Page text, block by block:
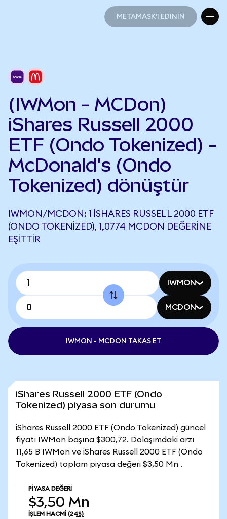
METAMASK'I EDİNİN
(IWMon - MCDon)
iShares Russell 2000
ETF (Ondo Tokenized) -
McDonald's (Ondo
Tokenized) dönüştür
IWMON/MCDON: 1 ISHARES RUSSELL 2000 ETF
(ONDO TOKENIZED), 1,0774 MCDON DEĞERINE
EŞITTIR
IWMON
MCDON
IWMON - MCDON TAKAS ET
iShares Russell 2000 ETF (Ondo
Tokenized) piyasa son durumu
iShares Russell 2000 ETF (Ondo Tokenized) güncel
fiyatı IWMon başına $300,72. Dolaşımdaki arzı
11,65 B IWMon ve iShares Russell 2000 ETF (Ondo
Tokenized) toplam piyasa değeri $3,50 Mn .
PIYASA DEĞERI
$3,50 Mn
İŞLEM HACMI (24S)